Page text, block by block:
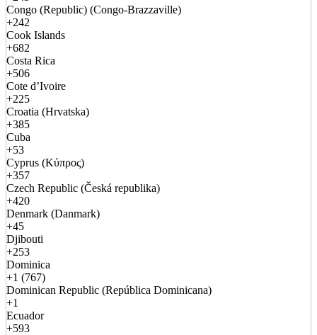
Congo (Republic) (Congo-Brazzaville)
+242
Cook Islands
+682
Costa Rica
+506
Cote d’Ivoire
+225
Croatia (Hrvatska)
+385
Cuba
+53
Cyprus (Κύπρος)
+357
Czech Republic (Česká republika)
+420
Denmark (Danmark)
+45
Djibouti
+253
Dominica
+1 (767)
Dominican Republic (República Dominicana)
+1
Ecuador
+593